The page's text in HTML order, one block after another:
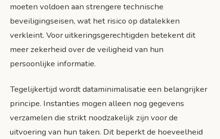
moeten voldoen aan strengere technische
beveiligingseisen, wat het risico op datalekken
verkleint. Voor uitkeringsgerechtigden betekent dit
meer zekerheid over de veiligheid van hun
persoonlijke informatie.
Tegelijkertijd wordt dataminimalisatie een belangrijker
principe. Instanties mogen alleen nog gegevens
verzamelen die strikt noodzakelijk zijn voor de
uitvoering van hun taken. Dit beperkt de hoeveelheid